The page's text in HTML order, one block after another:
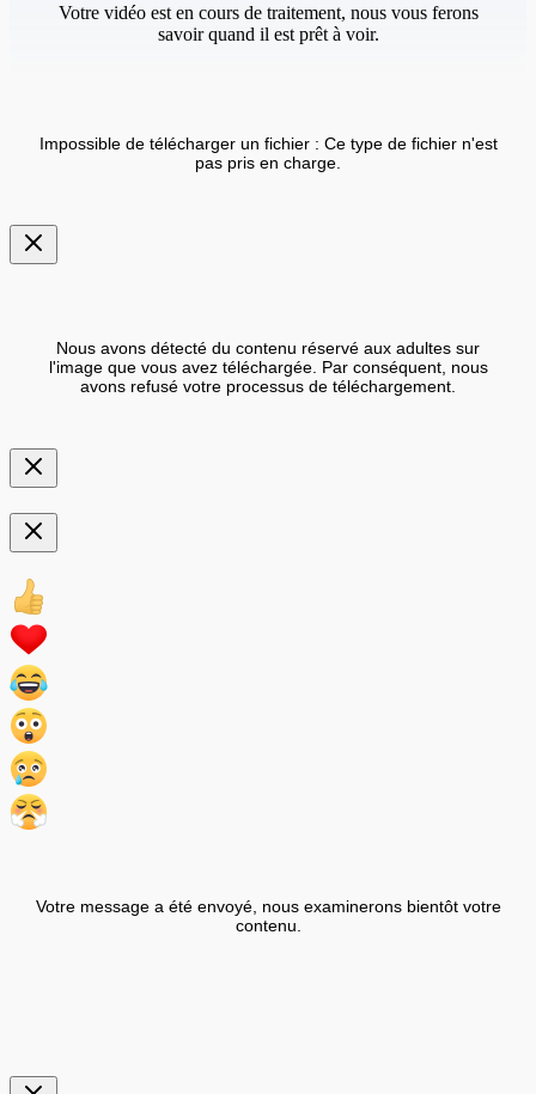
Votre vidéo est en cours de traitement, nous vous ferons
savoir quand il est prêt à voir.
Impossible de télécharger un fichier : Ce type de fichier n'est
pas pris en charge.
Nous avons détecté du contenu réservé aux adultes sur
l'image que vous avez téléchargée. Par conséquent, nous
avons refusé votre processus de téléchargement.
Votre message a été envoyé, nous examinerons bientôt votre
contenu.